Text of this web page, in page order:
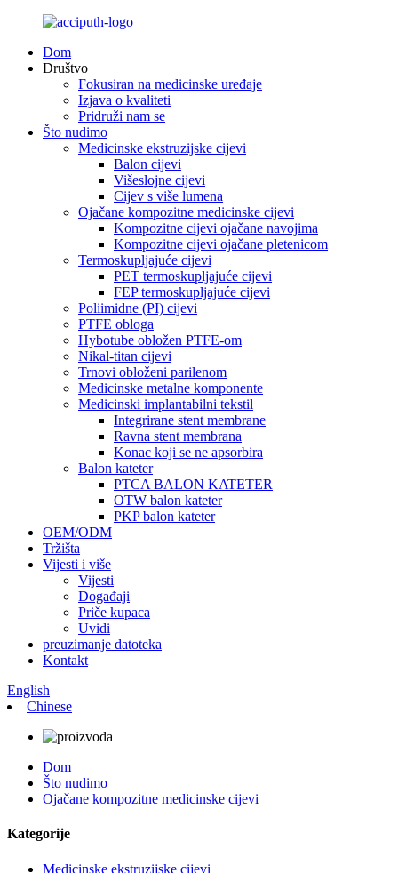
Dom
Društvo
Fokusiran na medicinske uređaje
Izjava o kvaliteti
Pridruži nam se
Što nudimo
Medicinske ekstruzijske cijevi
Balon cijevi
Višeslojne cijevi
Cijev s više lumena
Ojačane kompozitne medicinske cijevi
Kompozitne cijevi ojačane navojima
Kompozitne cijevi ojačane pletenicom
Termoskupljajuće cijevi
PET termoskupljajuće cijevi
FEP termoskupljajuće cijevi
Poliimidne (PI) cijevi
PTFE obloga
Hybotube obložen PTFE-om
Nikal-titan cijevi
Trnovi obloženi parilenom
Medicinske metalne komponente
Medicinski implantabilni tekstil
Integrirane stent membrane
Ravna stent membrana
Konac koji se ne apsorbira
Balon kateter
PTCA BALON KATETER
OTW balon kateter
PKP balon kateter
OEM/ODM
Tržišta
Vijesti i više
Vijesti
Događaji
Priče kupaca
Uvidi
preuzimanje datoteka
Kontakt
English
Chinese
Dom
Što nudimo
Ojačane kompozitne medicinske cijevi
Kategorije
Medicinske ekstruzijske cijevi